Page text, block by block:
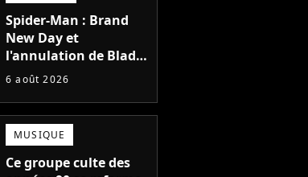
Spider-Man : Brand
New Day et
l'annulation de Blade
montrent que Marvel
faire quoi que ce soit
de simple
6 août 2026
MUSIQUE
Ce groupe culte des